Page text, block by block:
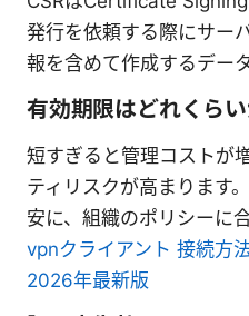
発行を依頼する際にサー
報を含めて作成するデータ
有効期限はどれくら
短すぎると管理コストが
ティリスクが高まります
安に、組織のポリシーに
vpnクライアント 接続方
2026年最新版